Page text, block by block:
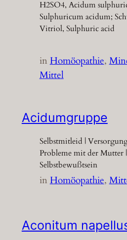
H2SO4, Acidum
Sulphuricum acidum;
Vitriol, Sulphuric acid
inHomöopathie,
Mittel
Acidumgruppe
Selbstmitleid |
Probleme mit der Mutter
Selbstbewußtsein
inHomöopathie,
Aconitum